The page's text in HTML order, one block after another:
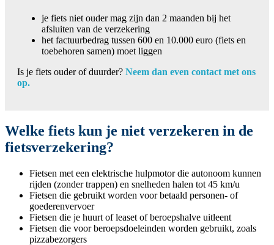
je fiets niet ouder mag zijn dan 2 maanden bij het
afsluiten van de verzekering
het factuurbedrag tussen 600 en 10.000 euro (fiets en
toebehoren samen) moet liggen
Is je fiets ouder of duurder? Neem dan even contact met ons
op.
Welke fiets kun je niet verzekeren in de
fietsverzekering?
Fietsen met een elektrische hulpmotor die autonoom kunnen
rijden (zonder trappen) en snelheden halen tot 45 km/u
Fietsen die gebruikt worden voor betaald personen- of
goederenvervoer
Fietsen die je huurt of leaset of beroepshalve uitleent
Fietsen die voor beroepsdoeleinden worden gebruikt, zoals
pizzabezorgers